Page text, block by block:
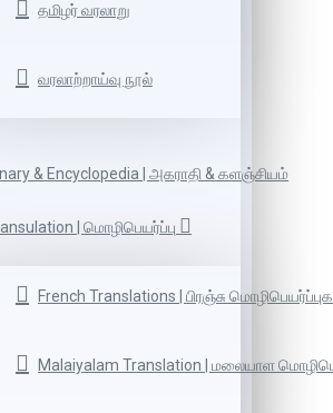
தமிழர் வரலாறு
வரலாற்றாய்வு நூல்
& Encyclopedia | அகராதி & களஞ்சியம்
| மொழிபெயர்ப்பு
French Translations | பிரஞ்சு
Malaiyalam Translation | மலையாள